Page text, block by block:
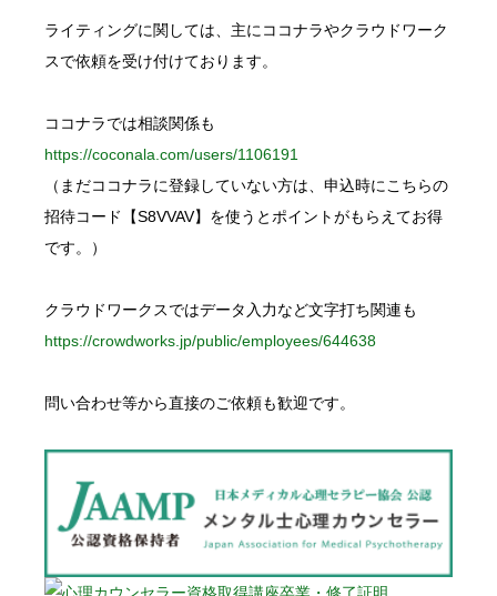
ライティングに関しては、主にココナラやクラウドワーク
スで依頼を受け付けております。
ココナラでは相談関係も
https://coconala.com/users/1106191
（まだココナラに登録していない方は、申込時にこちらの
招待コード【S8VVAV】を使うとポイントがもらえてお得
です。）
クラウドワークスではデータ入力など文字打ち関連も
https://crowdworks.jp/public/employees/644638
問い合わせ等から直接のご依頼も歓迎です。